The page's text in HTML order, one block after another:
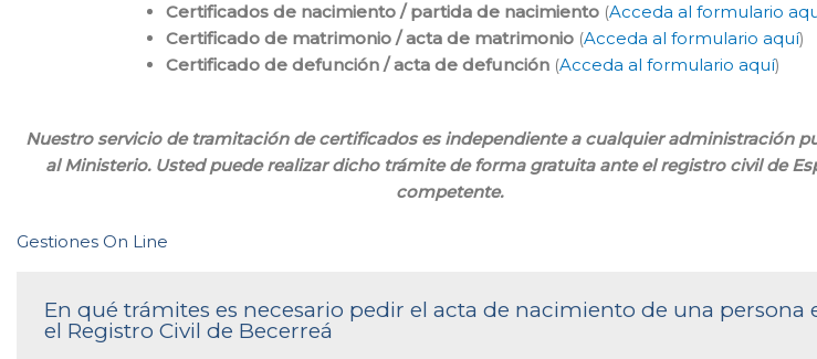
Certificados de nacimiento / partida de nacimiento (Acceda al formulario
Certificado de matrimonio / acta de matrimonio (Acceda al formulario aquí)
Certificado de defunción / acta de defunción (Acceda al formulario aquí)
Nuestro servicio de tramitación de certificados es independiente a cualquier administración
al Ministerio. Usted puede realizar dicho trámite de forma gratuita ante el registro civil de
competente.
Gestiones On Line
En qué trámites es necesario pedir el acta de nacimiento de una persona
el Registro Civil de Becerreá